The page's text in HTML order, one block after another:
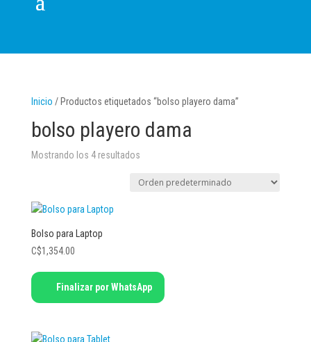
Inicio / Productos etiquetados “bolso playero dama”
bolso playero dama
Mostrando los 4 resultados
Bolso para Laptop
C$1,354.00
Finalizar por WhatsApp